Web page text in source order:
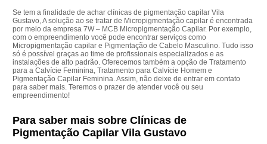
Se tem a finalidade de achar clínicas de pigmentação capilar Vila
Gustavo, A solução ao se tratar de Micropigmentação capilar é encontrada
por meio da empresa 7W – MCB Micropigmentação Capilar. Por exemplo,
com o empreendimento você pode encontrar serviços como
Micropigmentação capilar e Pigmentação de Cabelo Masculino. Tudo isso
só é possível graças ao time de profissionais especializados e as
instalações de alto padrão. Oferecemos também a opção de Tratamento
para a Calvície Feminina, Tratamento para Calvície Homem e
Pigmentação Capilar Feminina. Assim, não deixe de entrar em contato
para saber mais. Teremos o prazer de atender você ou seu
empreendimento!
Para saber mais sobre Clínicas de
Pigmentação Capilar Vila Gustavo